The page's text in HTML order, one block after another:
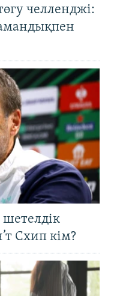
челленджі:
Схип кім?